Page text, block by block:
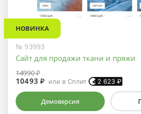
НОВИНКА
№ 93993
Сайт для продажи ткани и пряжи
14990 ₽
10493 ₽ или в Сплит 2 623 ₽
Демоверсия